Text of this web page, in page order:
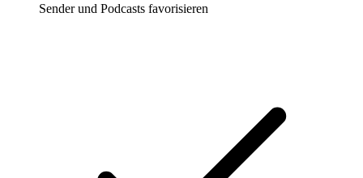
Sender und Podcasts favorisieren